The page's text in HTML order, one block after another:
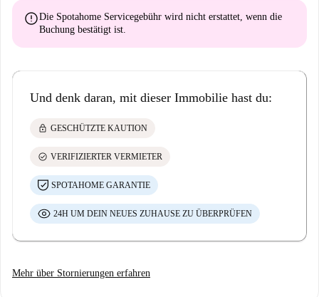
errorDie Spotahome Servicegebühr wird nicht erstattet , wenn die
Buchung bestätigt ist.
Und denk daran, mit dieser Immobilie hast du:
lock GESCHÜTZTE KAUTION
check_circle VERIFIZIERTER VERMIETER
SPOTAHOME GARANTIE
24H UM DEIN NEUES ZUHAUSE ZU ÜBERPRÜFEN
Mehr über Stornierungen erfahren